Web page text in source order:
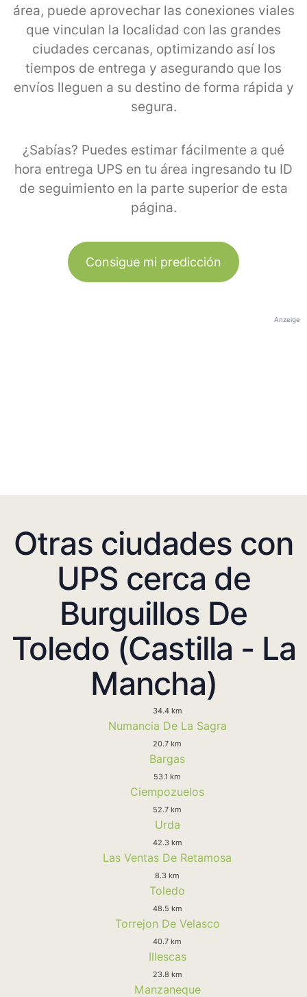
área, puede aprovechar las conexiones viales
que vinculan la localidad con las grandes
ciudades cercanas, optimizando así los
tiempos de entrega y asegurando que los
envíos lleguen a su destino de forma rápida y
segura.
¿Sabías? Puedes estimar fácilmente a qué
hora entrega UPS en tu área ingresando tu ID
de seguimiento en la parte superior de esta
página.
Consigue mi predicción
Anzeige
Otras ciudades con
UPS cerca de
Burguillos De
Toledo (Castilla - La
Mancha)
34.4 km
Numancia De La Sagra
20.7 km
Bargas
53.1 km
Ciempozuelos
52.7 km
Urda
42.3 km
Las Ventas De Retamosa
8.3 km
Toledo
48.5 km
Torrejon De Velasco
40.7 km
Illescas
23.8 km
Manzaneque